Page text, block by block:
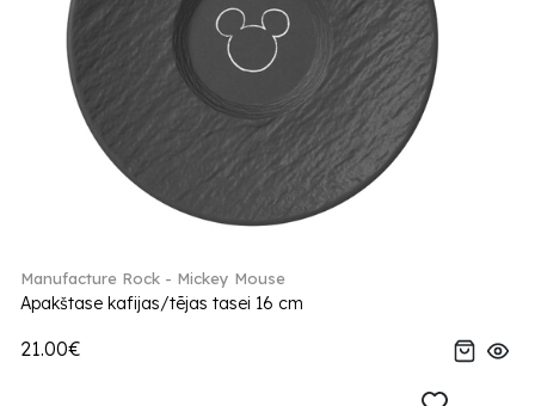
Manufacture Rock - Mickey Mouse
Apakštase kafijas/tējas tasei 16 cm
21.00€